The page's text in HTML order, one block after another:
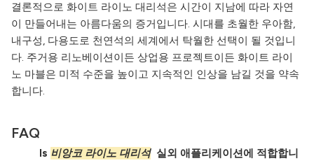
결론적으로 화이트 라이노 대리석은 시간이 지남에 따라 자연
이 만들어내는 아름다움의 증거입니다. 시대를 초월한 우아함,
내구성, 다용도로 천연석의 세계에서 탁월한 선택이 될 것입니
다. 주거용 리노베이션이든 상업용 프로젝트이든 화이트 라이
노 마블은 미적 수준을 높이고 지속적인 인상을 남길 것을 약속
합니다.
FAQ
Is 비앙코 라이노 대리석실외 애플리케이션에 적합합니